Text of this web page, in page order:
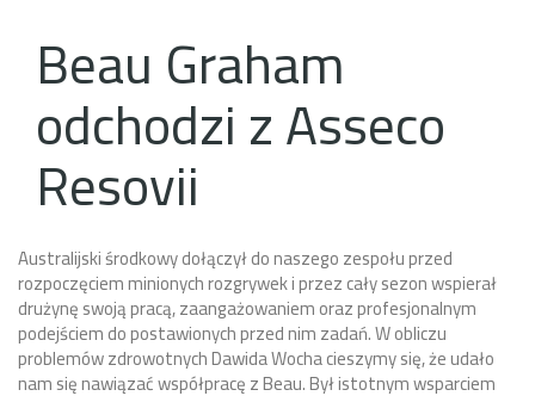
Beau Graham
odchodzi z Asseco
Resovii
Australijski środkowy dołączył do naszego zespołu przed
rozpoczęciem minionych rozgrywek i przez cały sezon wspierał
drużynę swoją pracą, zaangażowaniem oraz profesjonalnym
podejściem do postawionych przed nim zadań. W obliczu
problemów zdrowotnych Dawida Wocha cieszymy się, że udało
nam się nawiązać współpracę z Beau. Był istotnym wsparciem